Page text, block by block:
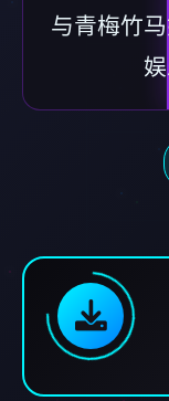
与青梅竹